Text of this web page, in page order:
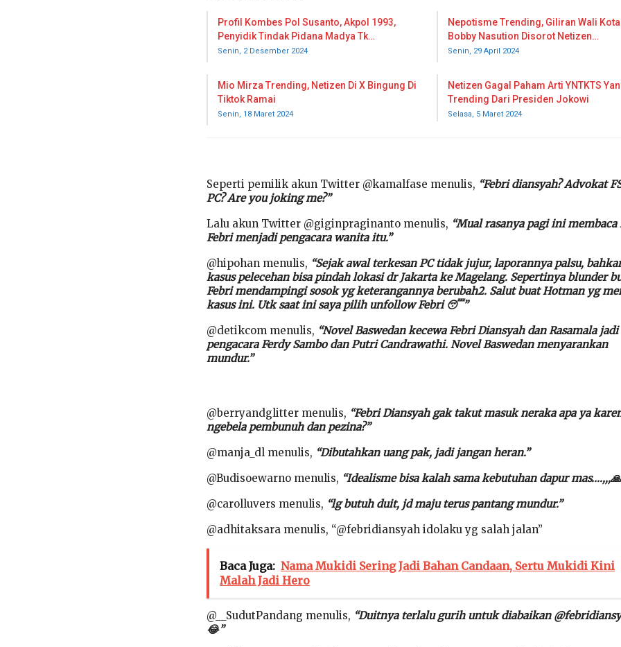
Profil Kombes Pol Susanto, Akpol 1993,
Penyidik Tindak Pidana Madya Tk…
Senin, 2 Desember 2024
Nepotisme Trending, Giliran Wali Kota
Bobby Nasution Disorot Netizen…
Senin, 29 April 2024
Mio Mirza Trending, Netizen Di X Bingung Di
Tiktok Ramai
Senin, 18 Maret 2024
Netizen Gagal Paham Arti YNTKTS
Trending Dari Presiden Jokowi
Selasa, 5 Maret 2024
Seperti pemilik akun Twitter @kamalfase menulis, “Febri diansyah? Advokat
PC? Are you joking me?”
Lalu akun Twitter @giginpraginanto menulis, “Mual rasanya pagi ini membaca
Febri menjadi pengacara wanita itu.”
@hipohan menulis, “Sejak awal terkesan PC tidak jujur, laporannya palsu,
kasus pelecehan bisa pindah lokasi dr Jakarta ke Magelang. Sepertinya blunder
Febri mendampingi sosok yg keterangannya berubah2. Salut buat Hotman yg
kasus ini. Utk saat ini saya pilih unfollow Febri 😴”
@detikcom menulis, “Novel Baswedan kecewa Febri Diansyah dan Rasamala jadi
pengacara Ferdy Sambo dan Putri Candrawathi. Novel Baswedan menyarankan
mundur.”
@berryandglitter menulis, “Febri Diansyah gak takut masuk neraka apa ya
ngebela pembunuh dan pezina?”
@manja_dl menulis, “Dibutahkan uang pak, jadi jangan heran.”
@Budisoewarno menulis, “Idealisme bisa kalah sama kebutuhan dapur
@carolluvers menulis, “lg butuh duit, jd maju terus pantang mundur.”
@adhitaksara menulis, “@febridiansyah idolaku yg salah jalan”
Baca Juga: Nama Mukidi Sering Jadi Bahan Candaan, Sertu Mukidi Kini
Malah Jadi Hero
@__SudutPandang menulis, “Duitnya terlalu gurih untuk diabaikan
😂”